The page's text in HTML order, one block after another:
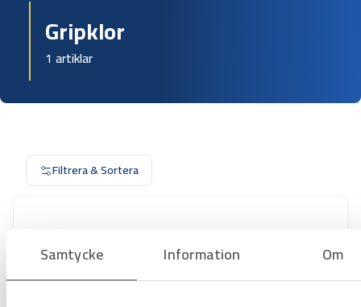
Samtycke Information Om
Gripklor
1 artiklar
Filtrera & Sortera